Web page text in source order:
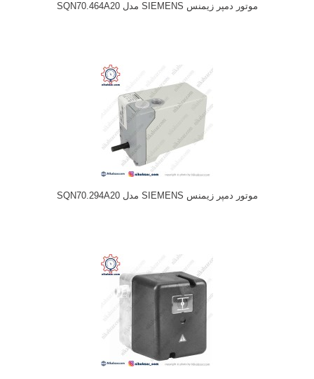
موتور دمپر زیمنس SIEMENS مدل SQN70.464A20
موتور دمپر زیمنس SIEMENS مدل SQN70.294A20